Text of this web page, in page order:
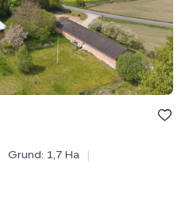
Grund: 1,7 Ha
|